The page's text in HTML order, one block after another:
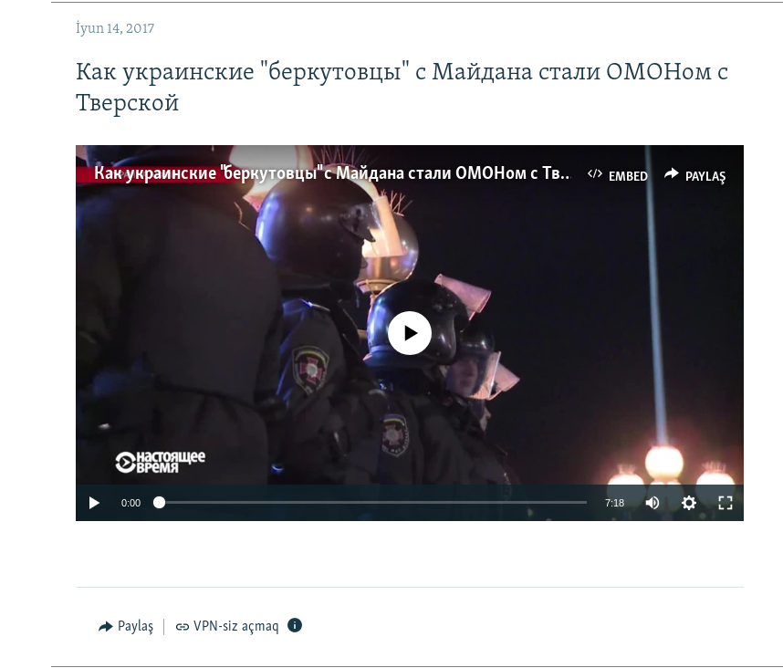
İyun 14, 2017
Как украинские "беркутовцы" с Майдана стали ОМОНом с
Тверской
EMBED PAYLAŞ
Как украинские "беркутовцы" с Майдана стали ОМОНом с Тверской
No media source currently available
0:00 7:18
Paylaş VPN-siz açmaq